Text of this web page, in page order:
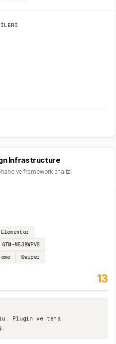
Infrastructure
ve framework analizi.
Elementor
GTM-M53BWPV8
Swiper
13
Plugin ve tema